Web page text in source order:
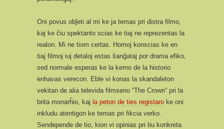
Oni povus obĵeti al mi ke ja temas pri distra filmo,
kaj ke ĉiu spektanto scias ke tiaj ne reprezentas la
realon. Mi ne tiom certas. Homoj konscias ke en
tiaj filmoj iuj detaloj estas ŝanĝataj por drama efiko,
sed normale esperas ke la kerno de la historio
enhavas verecon. Eble vi konas la skandaleton
vekitan de alia televida filmserio “The Crown” pri la
brita monarĥio, kaj la peton de ties registaro ke oni
inkludu atentigon ke temas pri fikcia verko.
Sendepende de tio, kion vi opinias pri tiu konkreta